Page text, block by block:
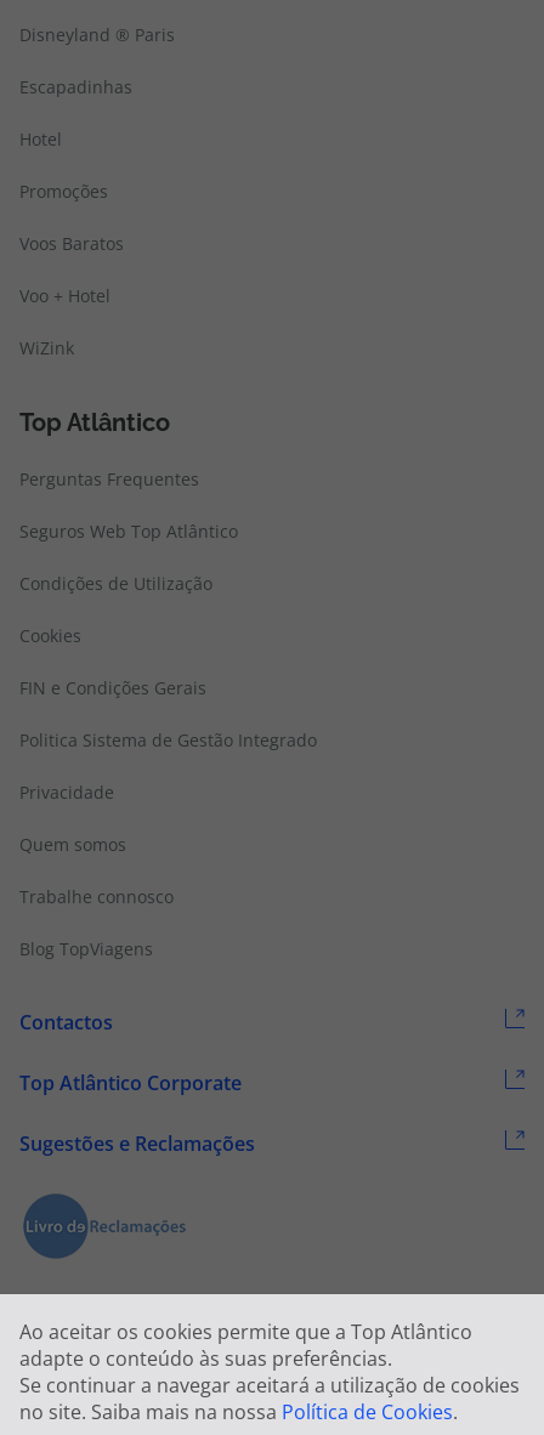
Ao aceitar os cookies permite que a Top Atlântico
adapte o conteúdo às suas preferências.
Se continuar a navegar aceitará a utilização de cookies
no site. Saiba mais na nossa Política de Cookies.
Disneyland ® Paris
Escapadinhas
Hotel
Promoções
Voos Baratos
Voo + Hotel
WiZink
Top Atlântico
Perguntas Frequentes
Seguros Web Top Atlântico
Condições de Utilização
Cookies
FIN e Condições Gerais
Politica Sistema de Gestão Integrado
Privacidade
Quem somos
Trabalhe connosco
Blog TopViagens
Contactos
Top Atlântico Corporate
Sugestões e Reclamações
2026 © Todos os direitos reservados:Top Atlântico, Viagens e Turismo